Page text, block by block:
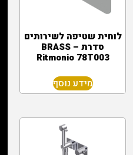
לוחית שטיפה לשירותים
סדרת BRASS –
Ritmonio 78T003
מידע נוסף